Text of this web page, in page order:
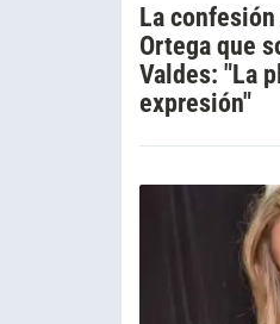
La confesión
Ortega que
Valdes: "La
expresión"